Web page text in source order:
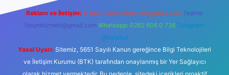
Reklam ve İletişim: E-mail: backlinkpaneli@gmail.com Teams:
forumhizmeti@gmail.com Whatsapp: 0262 606 0 726 Telegram:
@karabul
Yasal Uyarı: Sitemiz, 5651 Sayılı Kanun gereğince Bilgi Teknolojileri
ve İletişim Kurumu (BTK) tarafından onaylanmış bir Yer Sağlayıcı